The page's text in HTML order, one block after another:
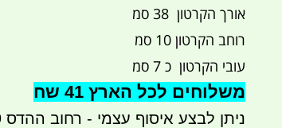
אורך הקרטון 38 סמ
רוחב הקרטון 10 סמ
עובי הקרטון כ 7 סמ
משלוחים לכל הארץ 41 שח
ניתן לבצע איסוף עצמי - רחוב ההדס 19 אור עקיבא